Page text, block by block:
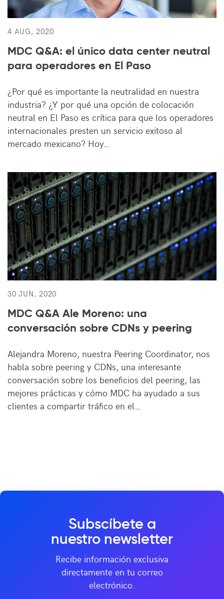
4 AUG, 2020
MDC Q&A: el único data center neutral
para operadores en El Paso
¿Por qué es importante la neutralidad en nuestra
industria? ¿Y por qué una opción de colocación
neutral en El Paso es crítica para que los operadores
internacionales presten un servicio exitoso al
mercado mexicano? Hoy…
30 JUN, 2020
MDC Q&A Ale Moreno: una
conversación sobre CDNs y peering
Alejandra Moreno, nuestra Peering Coordinator, nos
habla sobre peering y CDNs, una interesante
conversación sobre los beneficios del peering, las
mejores prácticas y cómo MDC ha ayudado a sus
clientes a compartir tráfico en el…
Subscíbete a
nuestro newsletter
Recibe información exclusiva
directamente en tu correo
electrónico.